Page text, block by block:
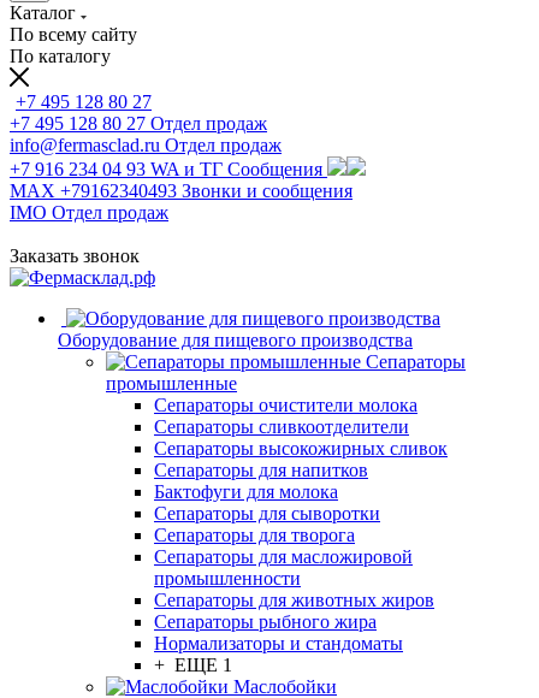
Каталог
По всему сайту
По каталогу
+7 495 128 80 27
+7 495 128 80 27 Отдел продаж
info@fermasclad.ru Отдел продаж
+7 916 234 04 93 WA и ТГ Сообщения
MAX +79162340493 Звонки и сообщения
IMO Отдел продаж
Заказать звонок
Оборудование для пищевого производства
Сепараторы
промышленные
Сепараторы очистители молока
Сепараторы сливкоотделители
Сепараторы высокожирных сливок
Сепараторы для напитков
Бактофуги для молока
Сепараторы для сыворотки
Сепараторы для творога
Сепараторы для масложировой
промышленности
Сепараторы для животных жиров
Сепараторы рыбного жира
Нормализаторы и стандоматы
+ ЕЩЕ 1
Маслобойки